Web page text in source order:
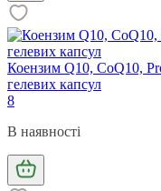
Коензим Q10, CoQ10,
гелевих капсул
8
В наявності